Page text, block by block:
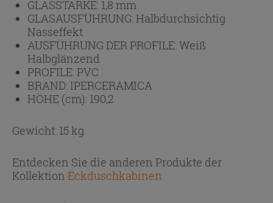
GLASSTÄRKE: 1,8 mm
GLASAUSFÜHRUNG:Halbdurchsichtig
Nasseffekt
AUSFÜHRUNG DER PROFILE:Weiß
Halbglänzend
PROFILE:PVC
BRAND: IPERCERAMICA
HÖHE (cm): 190,2
Gewicht: 15 kg
Entdecken Sie die anderen Produkte der
Kollektion Eckduschkabinen